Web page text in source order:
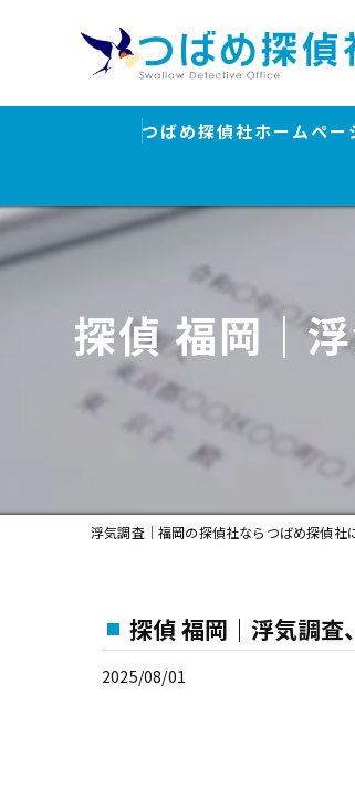
つばめ探偵社ホームペー
探偵 福岡｜
浮気調査｜福岡の探偵社ならつばめ探偵社
探偵 福岡｜浮気調査
2025/08/01